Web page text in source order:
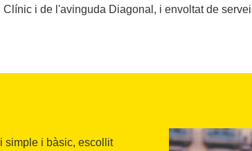
i de l'avinguda Diagonal, i envoltat de
simple i bàsic, escollit